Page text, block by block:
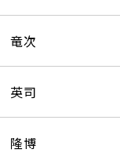
竜次
英司
隆博